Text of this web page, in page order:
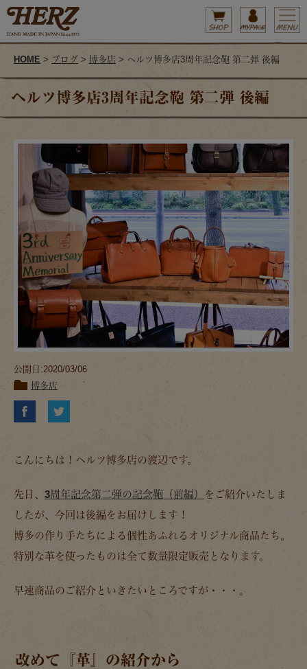
HOME > ブログ > 博多店 > ヘルツ博多店3周年記念鞄 第二弾 後編
ヘルツ博多店3周年記念鞄 第二弾 後編
公開日:2020/03/06
博多店
こんにちは！ヘルツ博多店の渡辺です。
先日、 3周年記念第二弾の記念鞄（前編）
をご紹介いたしま
したが、今回は後編をお届けします！
博多の作り手たちによる個性あふれるオリジナル商品たち。
特別な革を使ったものは全て数量限定販売となります。
早速商品のご紹介といきたいところですが・・・。
改めて『革』の紹介から